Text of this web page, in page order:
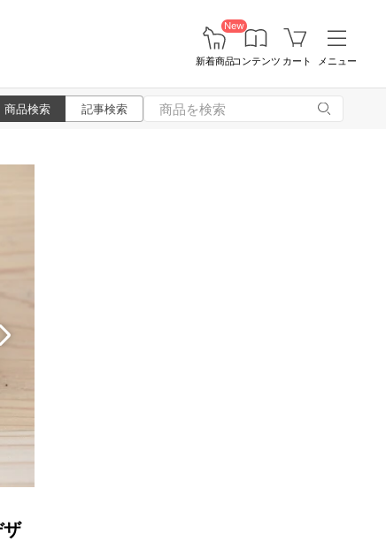
New
新着商品コンテンツ カート メニュー
商品検索 記事検索